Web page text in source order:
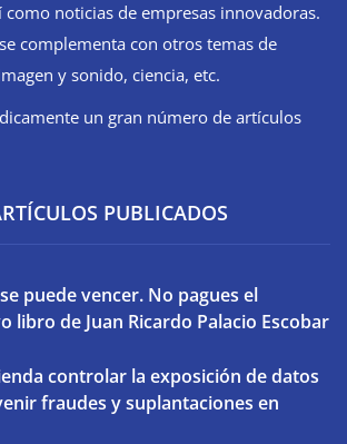
como noticias de empresas innovadoras.
complementa con otros temas de
y sonido, ciencia, etc.
un gran número de artículos
PUBLICADOS
puede vencer. No pagues el
libro de Juan Ricardo Palacio Escobar
controlar la exposición de datos
fraudes y suplantaciones en